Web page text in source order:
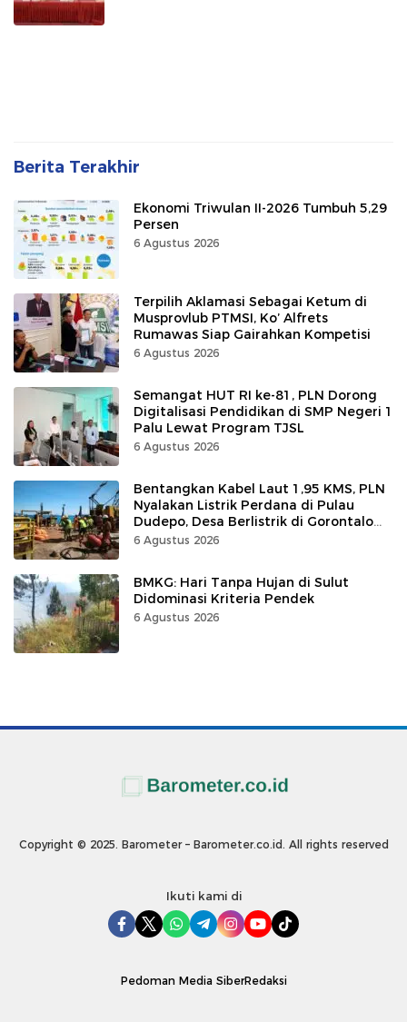
Berita Terakhir
Ekonomi Triwulan II-2026 Tumbuh 5,29
Persen
6 Agustus 2026
Terpilih Aklamasi Sebagai Ketum di
Musprovlub PTMSI, Ko’ Alfrets
Rumawas Siap Gairahkan Kompetisi
6 Agustus 2026
Semangat HUT RI ke-81, PLN Dorong
Digitalisasi Pendidikan di SMP Negeri 1
Palu Lewat Program TJSL
6 Agustus 2026
Bentangkan Kabel Laut 1,95 KMS, PLN
Nyalakan Listrik Perdana di Pulau
Dudepo, Desa Berlistrik di Gorontalo
100 Persen
6 Agustus 2026
BMKG: Hari Tanpa Hujan di Sulut
Didominasi Kriteria Pendek
6 Agustus 2026
Copyright © 2025. Barometer – Barometer.co.id. All rights reserved
Ikuti kami di
Pedoman Media SiberRedaksi